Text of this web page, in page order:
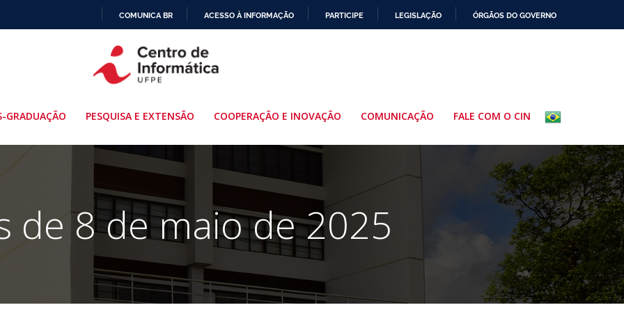
PARA
O
COMUNICA BR ACESSO À INFORMAÇÃO PARTICIPE LEGISLAÇÃO ÓRGÃOS DO GOVERNO
GRADUAÇÃO PESQUISA E EXTENSÃO COOPERAÇÃO E INOVAÇÃO COMUNICAÇÃO FALE COM O CIN
de 8 de maio de 2025